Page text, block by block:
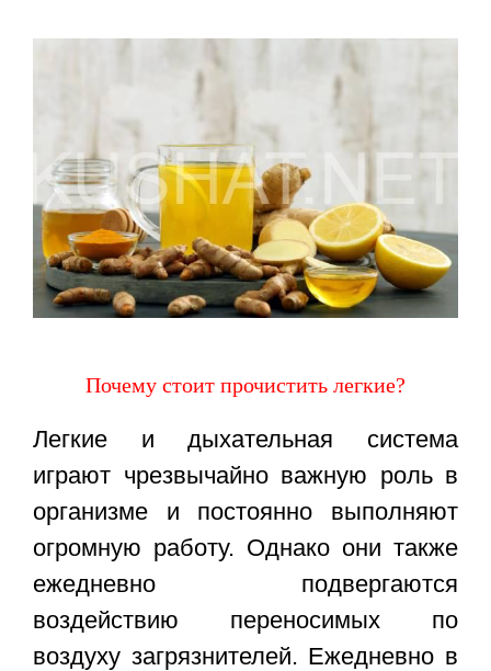
Почему стоит прочистить легкие?
Легкие и дыхательная система
играют чрезвычайно важную роль в
организме и постоянно выполняют
огромную работу. Однако они также
ежедневно подвергаются
воздействию переносимых по
воздуху загрязнителей. Ежедневно в